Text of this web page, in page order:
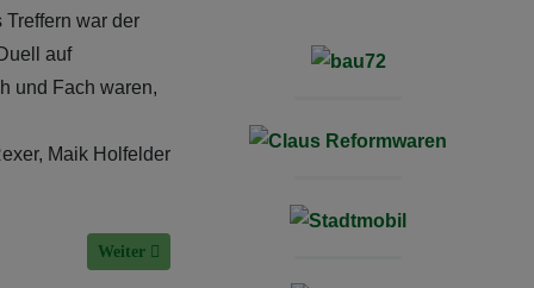
war der
auf
und Fach waren,
Maik Holfelder
Nächster Beitrag: Verbandsliga: Vermeidbare Niederlage
Weiter